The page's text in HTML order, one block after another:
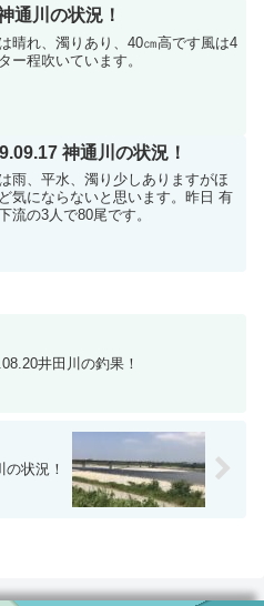
野、井田、庄川は１３日頃から竿
せそうです。
通川の状況！
晴れ、濁りあり、40㎝高です風は4
ー程吹いています。
神通川の状況！
雨、平水、濁り少しありますがほ
気にならないと思います。昨日 有
流の3人で80尾です。
井田川の釣果！
状況！